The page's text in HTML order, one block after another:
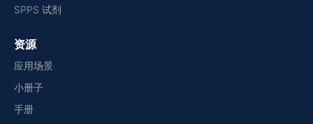
SPPS 试剂
资源
应用场景
小册子
手册